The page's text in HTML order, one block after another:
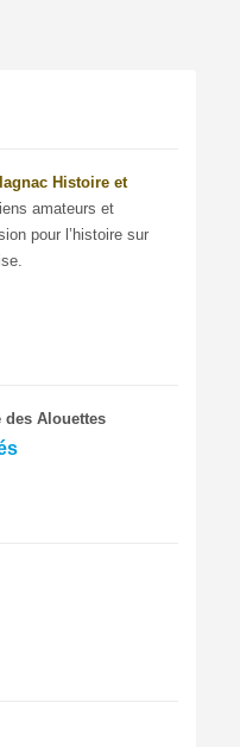
Histoire et
amateurs et
pour l’histoire sur
des Alouettes